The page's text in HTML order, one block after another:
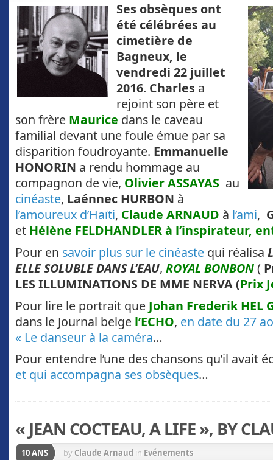
Ses obsèques ont
été célébrées au
cimetière de
Bagneux, le
vendredi 22 juillet
2016. Charles a
rejoint son père et
son frère Maurice dans le caveau
familial devant une foule émue par sa
disparition foudroyante. Emmanuelle
HONORIN a rendu hommage au
compagnon de vie, Olivier ASSAYAS au
cinéaste, Laénnec HURBON à
l’amoureux d’Haïti, Claude ARNAUD à l’ami,
et Hélène FELDHANDLER à l’inspirateur,
Pour en savoir plus sur le cinéaste qui réalisa
ELLE SOLUBLE DANS L’EAU, ROYAL BONBON(
LES ILLUMINATIONS DE MME NERVA (Prix
Pour lire le portrait que Johan Frederik HEL
dans le Journal belge l’ECHO, en date du 27
« Le danseur à la caméra…
Pour entendre l’une des chansons qu’il avait
et qui accompagna ses obsèques…
« JEAN COCTEAU, A LIFE », BY
10 ANS by Claude Arnaud in Evénements